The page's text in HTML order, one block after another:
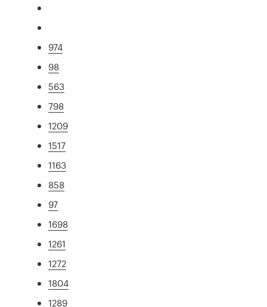
974
98
563
798
1209
1517
1163
858
97
1698
1261
1272
1804
1289